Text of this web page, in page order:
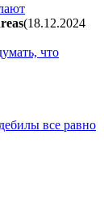
(18.12.2024
что
все равно